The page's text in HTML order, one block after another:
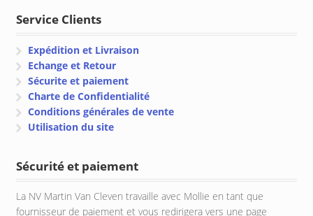
Service Clients
Expédition et Livraison
Echange et Retour
Sécurite et paiement
Charte de Confidentialité
Conditions générales de vente
Utilisation du site
Sécurité et paiement
La NV Martin Van Cleven travaille avec Mollie en tant que
fournisseur de paiement et vous redirigera vers une page